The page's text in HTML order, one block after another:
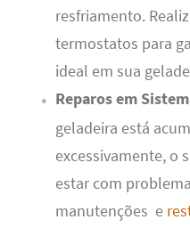
resfriamento.
termostatos para
ideal em sua
Reparos em
geladeira está
excessivamente, o
estar com
manutenções e